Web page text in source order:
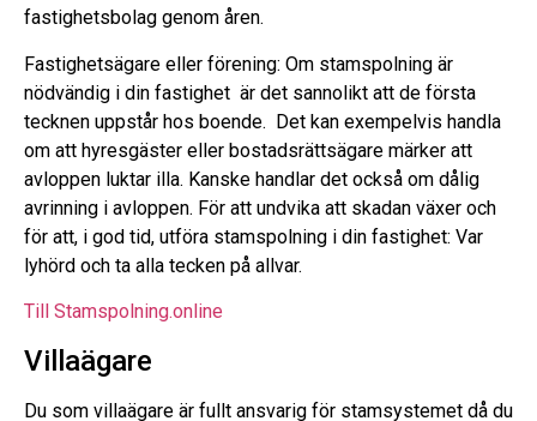
fastighetsbolag genom åren.
Fastighetsägare eller förening: Om stamspolning är
nödvändig i din fastighet är det sannolikt att de första
tecknen uppstår hos boende. Det kan exempelvis handla
om att hyresgäster eller bostadsrättsägare märker att
avloppen luktar illa. Kanske handlar det också om dålig
avrinning i avloppen. För att undvika att skadan växer och
för att, i god tid, utföra stamspolning i din fastighet: Var
lyhörd och ta alla tecken på allvar.
Till Stamspolning.online
Villaägare
Du som villaägare är fullt ansvarig för stamsystemet då du